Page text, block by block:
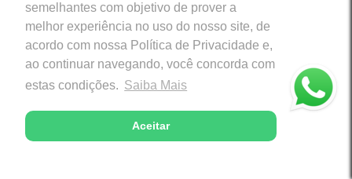
semelhantes com objetivo de prover a
melhor experiência no uso do nosso site, de
acordo com nossa Política de Privacidade e,
ao continuar navegando, você concorda com
estas condições. Saiba Mais
Aceitar